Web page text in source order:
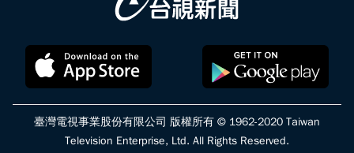
臺灣電視事業股份有限公司 版權所有 © 1962-2020 Taiwan
Television Enterprise, Ltd. All Rights Reserved.